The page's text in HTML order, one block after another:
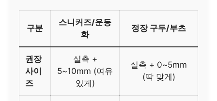
구분
스니커즈/운동
화
정장 구두/부츠
권장
사이
즈
실측 +
5~10mm (여유
있게)
실측 + 0~5mm
(딱 맞게)